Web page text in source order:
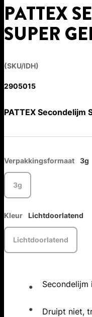
PATTEX
SUPER
(SKU/IDH)
2905015
PATTEX Secondelijm
Verpakkingsformaat 3g
3g
Kleur Lichtdoorlatend
Lichtdoorlatend
Druipt niet,